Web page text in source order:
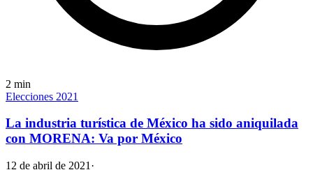
2 min
Elecciones 2021
La industria turística de México ha sido aniquilada
con MORENA: Va por México
12 de abril de 2021 ·